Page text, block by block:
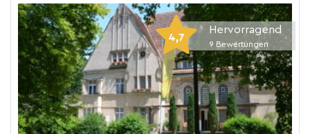
4,7
Hervorragend
9 Bewertungen